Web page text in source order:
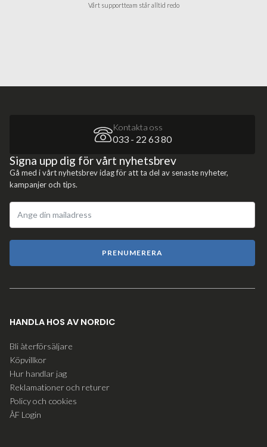
Vårt supportteam står alltid redo
Kontakta oss
033 - 22 63 80
Signa upp dig för vårt nyhetsbrev
Gå med i vårt nyhetsbrev idag för att ta del av senaste nyheter,
kampanjer och tips.
PRENUMERERA
HANDLA HOS AV NORDIC
Bli återförsäljare
Köpvillkor
Hur handlar jag
Reklamationer och returer
Policy och cookies
ÅF Login